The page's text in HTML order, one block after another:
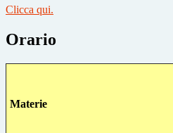
Clicca qui.
Orario
Materie